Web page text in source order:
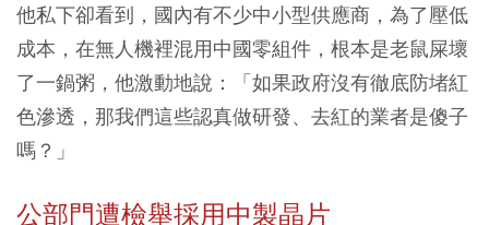
他私下卻看到，國內有不少中小型供應商，為了壓低
成本，在無人機裡混用中國零組件，根本是老鼠屎壞
了一鍋粥，他激動地說：「如果政府沒有徹底防堵紅
色滲透，那我們這些認真做研發、去紅的業者是傻子
嗎？」
公部門遭檢舉採用中製晶片